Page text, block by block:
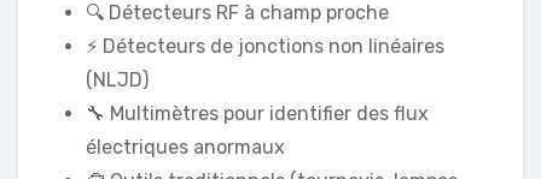
🔍 Détecteurs RF à champ proche
⚡ Détecteurs de jonctions non linéaires
(NLJD)
🔧 Multimètres pour identifier des flux
électriques anormaux